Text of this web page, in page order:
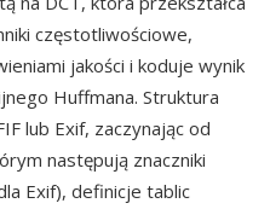
częstotliwościowe,
jakości i koduje wynik
Huffmana. Struktura
lub Exif, zaczynając od
następują znaczniki
Exif), definicje tablic